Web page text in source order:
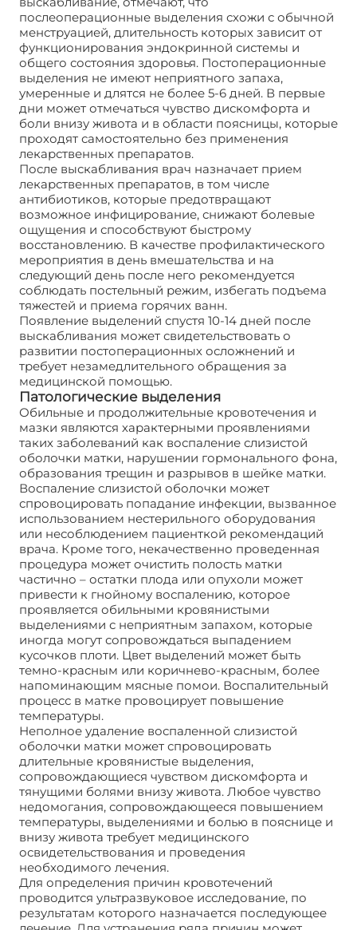
послеоперационные выделения схожи с обычной
менструацией, длительность которых зависит от
функционирования эндокринной системы и
общего состояния здоровья. Постоперационные
выделения не имеют неприятного запаха,
умеренные и длятся не более 5-6 дней. В первые
дни может отмечаться чувство дискомфорта и
боли внизу живота и в области поясницы, которые
проходят самостоятельно без применения
лекарственных препаратов.
После выскабливания врач назначает прием
лекарственных препаратов, в том числе
антибиотиков, которые предотвращают
возможное инфицирование, снижают болевые
ощущения и способствуют быстрому
восстановлению. В качестве профилактического
мероприятия в день вмешательства и на
следующий день после него рекомендуется
соблюдать постельный режим, избегать подъема
тяжестей и приема горячих ванн.
Появление выделений спустя 10-14 дней после
выскабливания может свидетельствовать о
развитии постоперационных осложнений и
требует незамедлительного обращения за
медицинской помощью.
Патологические выделения
Обильные и продолжительные кровотечения и
мазки являются характерными проявлениями
таких заболеваний как воспаление слизистой
оболочки матки, нарушении гормонального фона,
образования трещин и разрывов в шейке матки.
Воспаление слизистой оболочки может
спровоцировать попадание инфекции, вызванное
использованием нестерильного оборудования
или несоблюдением пациенткой рекомендаций
врача. Кроме того, некачественно проведенная
процедура может очистить полость матки
частично – остатки плода или опухоли может
привести к гнойному воспалению, которое
проявляется обильными кровянистыми
выделениями с неприятным запахом, которые
иногда могут сопровождаться выпадением
кусочков плоти. Цвет выделений может быть
темно-красным или коричнево-красным, более
напоминающим мясные помои. Воспалительный
процесс в матке провоцирует повышение
температуры.
Неполное удаление воспаленной слизистой
оболочки матки может спровоцировать
длительные кровянистые выделения,
сопровождающиеся чувством дискомфорта и
тянущими болями внизу живота. Любое чувство
недомогания, сопровождающееся повышением
температуры, выделениями и болью в пояснице и
внизу живота требует медицинского
освидетельствования и проведения
необходимого лечения.
Для определения причин кровотечений
проводится ультразвуковое исследование, по
результатам которого назначается последующее